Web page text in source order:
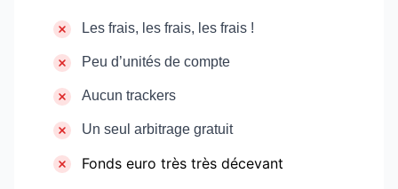
Les frais, les frais, les frais !
Peu d’unités de compte
Aucun trackers
Un seul arbitrage gratuit
Fonds euro très très décevant